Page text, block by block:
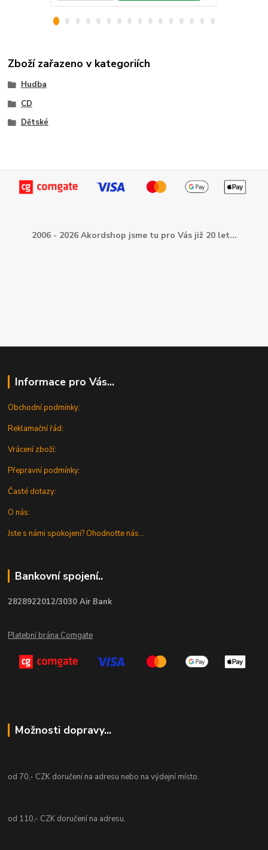
Zboží zařazeno v kategoriích
Hudba
CD
Dětské
2006 - 2026 Akordshop jsme tu pro Vás již 20 let...
Informace pro Vás...
Obchodní podmínky:
Reklamační řád:
Vrácení zboží:
Přepravní podmínky:
Časté dotazy:
O nás:
Jste s námi spokojeni? Ohodnoťte nás...
Bankovní spojení..
2828922012/3030 Air Bank
Platební brána Comgate
Možnosti dopravy...
od 70,- CZK doručení na adresu nebo na výdejní místo.
od 110,- CZK doručení na adresu.